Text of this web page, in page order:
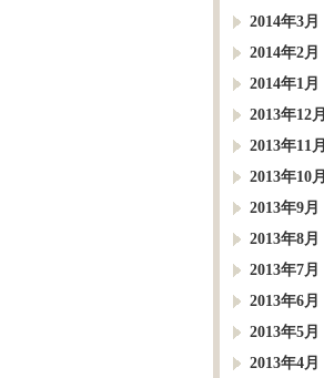
2014年3月
2014年2月
2014年1月
2013年12月
2013年11月
2013年10月
2013年9月
2013年8月
2013年7月
2013年6月
2013年5月
2013年4月